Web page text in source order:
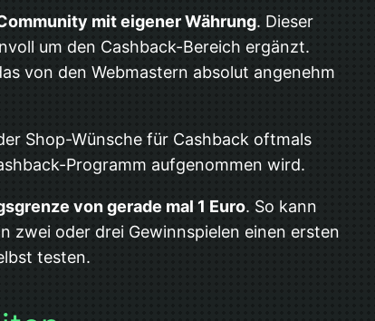
mit eigener Währung. Dieser
um den Cashback-Bereich ergänzt.
von den Webmastern absolut angenehm
Shop-Wünsche für Cashback oftmals
Programm aufgenommen wird.
von gerade mal 1 Euro. So kann
zwei oder drei Gewinnspielen einen ersten
testen.